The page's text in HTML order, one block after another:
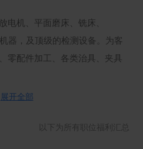
电机、平面磨床、铣床、
器，及顶级的检测设备。为客
零配件加工、各类治具、夹具
系认证，已通过ISO9001：
为企业宗旨。产品广销世界各
展开全部
以下为所有职位福利汇总